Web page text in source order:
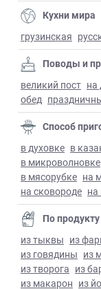
Кухни мира
грузинская
Поводы и
великий пост на
обед
Способ
в духовке в
в микроволновке
в мясорубке на
на сковороде на
По продукту
из тыквы из
из говядины из
из творога из
из макарон из